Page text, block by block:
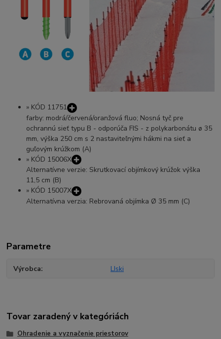
» KÓD 11751
farby: modrá/červená/oranžová fluo; Nosná tyč pre
ochrannú sieť typu B - odporúča FIS - z polykarbonátu ø 35
mm, výška 250 cm s 2 nastaviteľnými hákmi na sieť a
guľovým krúžkom (A)
» KÓD 15006X
Alternatívne verzie: Skrutkovací objímkový krúžok výška
11,5 cm (B)
» KÓD 15007X
Alternatívna verzia: Rebrovaná objímka Ø 35 mm (C)
Parametre
Výrobca LIski
Tovar zaradený v kategóriách
Ohradenie a vyznačenie priestorov